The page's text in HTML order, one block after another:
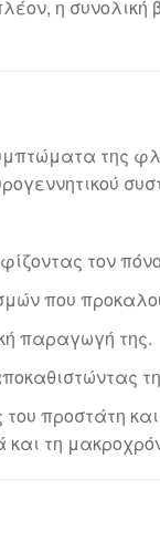
η συνολική
της
τον
που
παραγωγή της.
του προστάτη
τη